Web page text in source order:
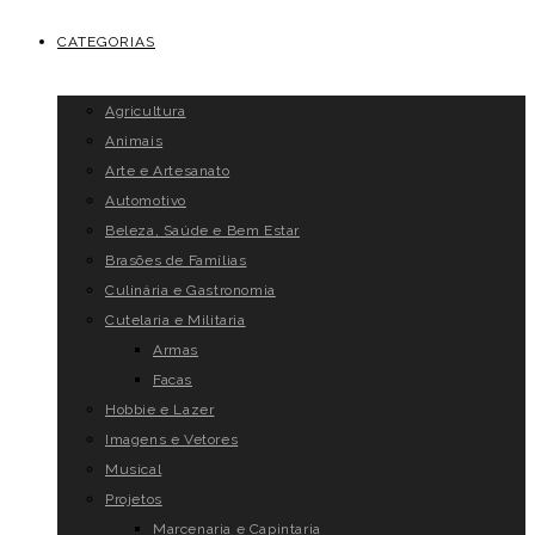
CATEGORIAS
Agricultura
Animais
Arte e Artesanato
Automotivo
Beleza, Saúde e Bem Estar
Brasões de Famílias
Culinária e Gastronomia
Cutelaria e Militaria
Armas
Facas
Hobbie e Lazer
Imagens e Vetores
Musical
Projetos
Marcenaria e Capintaria